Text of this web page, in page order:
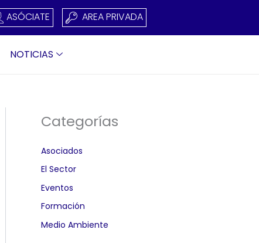
ASÓCIATE AREA PRIVADA
NOTICIAS
Categorías
Asociados
El Sector
Eventos
Formación
Medio Ambiente